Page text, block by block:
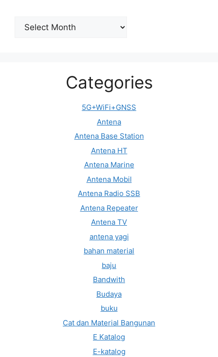
Archive
Categories
5G+WiFi+GNSS
Antena
Antena Base Station
Antena HT
Antena Marine
Antena Mobil
Antena Radio SSB
Antena Repeater
Antena TV
antena yagi
bahan material
baju
Bandwith
Budaya
buku
Cat dan Material Bangunan
E Katalog
E-katalog